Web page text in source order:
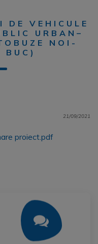
DE VEHICULE
URBAN–
NOI-
21/09/2021
proiect.pdf
Mai Mult